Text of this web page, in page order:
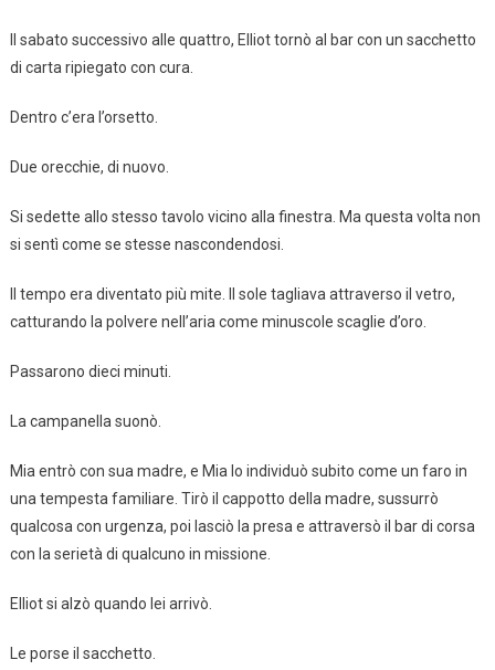
Il sabato successivo alle quattro, Elliot tornò al bar con un sacchetto
di carta ripiegato con cura.
Dentro c’era l’orsetto.
Due orecchie, di nuovo.
Si sedette allo stesso tavolo vicino alla finestra. Ma questa volta non
si sentì come se stesse nascondendosi.
Il tempo era diventato più mite. Il sole tagliava attraverso il vetro,
catturando la polvere nell’aria come minuscole scaglie d’oro.
Passarono dieci minuti.
La campanella suonò.
Mia entrò con sua madre, e Mia lo individuò subito come un faro in
una tempesta familiare. Tirò il cappotto della madre, sussurrò
qualcosa con urgenza, poi lasciò la presa e attraversò il bar di corsa
con la serietà di qualcuno in missione.
Elliot si alzò quando lei arrivò.
Le porse il sacchetto.